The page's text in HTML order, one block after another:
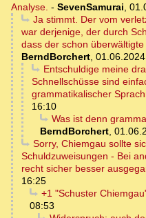
Analyse. - SevenSamurai,
Ja stimmt. Der vom
war derjenige, der durch
dass der schon
BerndBorchert,
Entschuldige meine
Schnellschüsse sind
grammatikalischer
16:10
Was ist denn
BerndBorchert,
Sorry, Chiemgau sollte
Schuldzuweisungen - Bei
recht sicher besser
16:25
+1 "Schuster
08:53